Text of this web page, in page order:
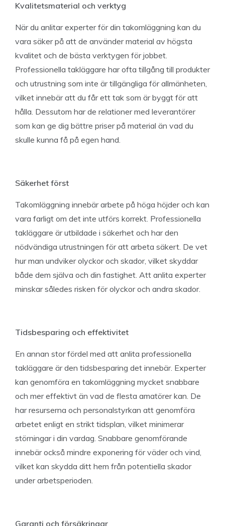
Kvalitetsmaterial och verktyg
När du anlitar experter för din takomläggning kan du
vara säker på att de använder material av högsta
kvalitet och de bästa verktygen för jobbet.
Professionella takläggare har ofta tillgång till produkter
och utrustning som inte är tillgängliga för allmänheten,
vilket innebär att du får ett tak som är byggt för att
hålla. Dessutom har de relationer med leverantörer
som kan ge dig bättre priser på material än vad du
skulle kunna få på egen hand.
Säkerhet först
Takomläggning innebär arbete på höga höjder och kan
vara farligt om det inte utförs korrekt. Professionella
takläggare är utbildade i säkerhet och har den
nödvändiga utrustningen för att arbeta säkert. De vet
hur man undviker olyckor och skador, vilket skyddar
både dem själva och din fastighet. Att anlita experter
minskar således risken för olyckor och andra skador.
Tidsbesparing och effektivitet
En annan stor fördel med att anlita professionella
takläggare är den tidsbesparing det innebär. Experter
kan genomföra en takomläggning mycket snabbare
och mer effektivt än vad de flesta amatörer kan. De
har resurserna och personalstyrkan att genomföra
arbetet enligt en strikt tidsplan, vilket minimerar
störningar i din vardag. Snabbare genomförande
innebär också mindre exponering för väder och vind,
vilket kan skydda ditt hem från potentiella skador
under arbetsperioden.
Garanti och försäkringar